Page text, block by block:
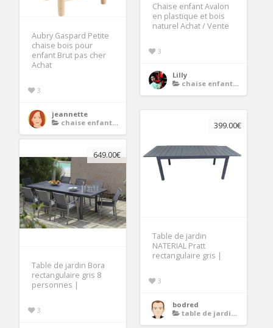
Chaise enfant Avalon
en plastique et bois
naturel Achat / Vente
3
Lilly
chaise enfant bois
Aubry Gaspard Petite
chaise bois pour
enfant Brut pas cher
Achat
3
jeannette
chaise enfant bois
399.00€
Table de jardin
NATERIAL Pratt
rectangulaire gris |
3
bodred
table de jardin en aluminium avec rallonge
649.00€
Table de jardin Bora
rectangulaire gris 8
personnes |
3